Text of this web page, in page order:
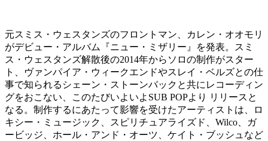
元スミス・ウェスタンズのフロントマン、カレン・オオモリ
がデビュー・アルバム『ニュー・ミザリー』を発表。スミ
ス・ウェスタンズ解散後の2014年からソロの制作がスター
ト、ヴァンパイア・ウィークエンドやスレイ・ベルズとの仕
事で知られるシェーン・ストーンバックと共にレコーディン
グをおこない、このたびいよいよSUB POPより リリースと
なる。制作するにあたって影響を受けたアーティストは、ロ
キシー・ミュージック、スピリチュアライズド、Wilco、ガ
ービッジ、ホール・アンド・オーツ、ケイト・ブッシュなど